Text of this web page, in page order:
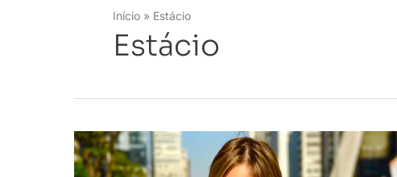
Início Estácio
Estácio